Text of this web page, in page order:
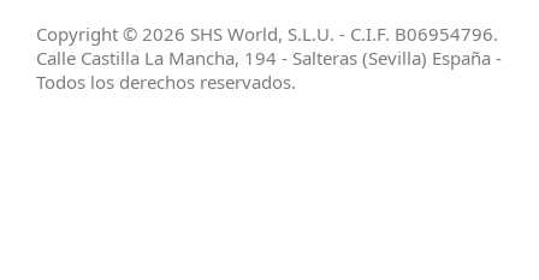
Copyright © 2026 SHS World, S.L.U. - C.I.F. B06954796.
Calle Castilla La Mancha, 194 - Salteras (Sevilla) España -
Todos los derechos reservados.